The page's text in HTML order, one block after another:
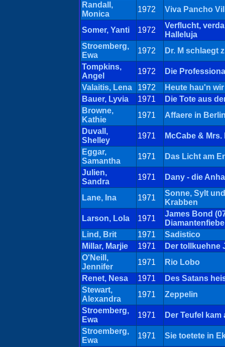
Randall,
Monica
1972 Viva Pancho
Somer, Yanti 1972
Verflucht,
Halleluja
Stroemberg,
Ewa
1972
Dr. M schlaegt
Tompkins,
Angel
1972
Die
Valaitis, Lena
1972
Heute hau'n
Bauer, Lyvia
1971
Die Tote aus
Browne,
Kathie
1971
Affaere in
Duvall,
Shelley
1971
McCabe & Mrs.
Eggar,
Samantha
1971
Das Licht am
Julien,
Sandra
1971 Dany - die
Lane, Ina 1971
Sonne, Sylt
Krabben
Larson, Lola
1971
James Bond
Lind, Brit
1971
Sadistico
Millar, Marjie
1971
Der tollkuehne
O'Neill,
Jennifer
1971
Rio Lobo
Renet, Nesa
1971
Des Satans
Stewart,
Alexandra
1971
Zeppelin
Stroemberg,
Ewa
1971
Der Teufel kam
Stroemberg,
Ewa
1971
Sie toetete in